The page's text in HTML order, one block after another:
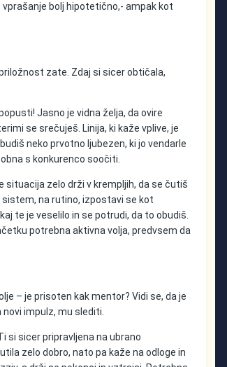
bolj hipotetično,- ampak kot
zate. Zdaj si sicer obtičala,
Jasno je vidna želja, da ovire
se srečuješ. Linija, ki kaže vplive, je
neko prvotno ljubezen, ki jo vendarle
s konkurenco soočiti.
situacija zelo drži v krempljih, da se čutiš
na rutino, izpostavi se kot
te je veselilo in se potrudi, da to obudiš.
potrebna aktivna volja, predvsem da
– je prisoten kak mentor? Vidi se, da je
impulz, mu slediti.
si sicer pripravljena na ubrano
zelo dobro, nato pa kaže na odloge in